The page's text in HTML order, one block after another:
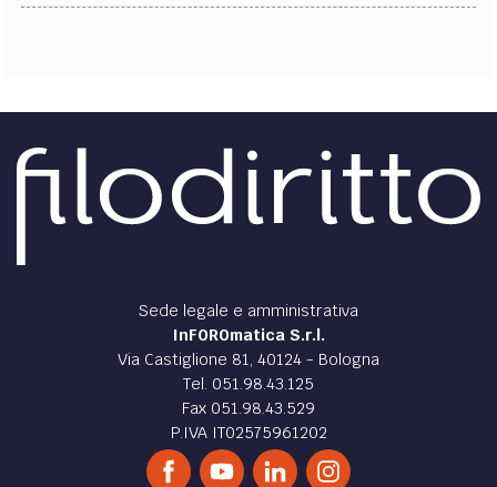
Sede legale e amministrativa
InFOROmatica S.r.l.
Via Castiglione 81, 40124 - Bologna
Tel. 051.98.43.125
Fax 051.98.43.529
P.IVA IT02575961202